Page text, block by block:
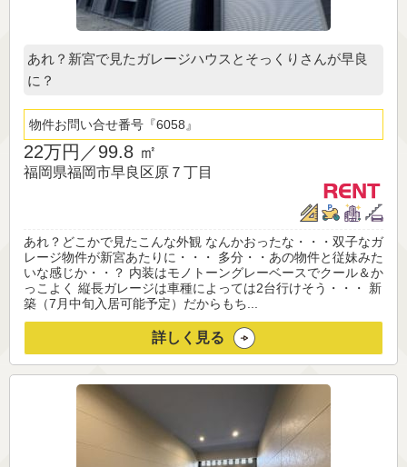
あれ？新宮で見たガレージハウスとそっくりさんが早良
に？
物件お問い合せ番号 6058
22万円／99.8 ㎡
福岡県福岡市早良区原７丁目
あれ？どこかで見たこんな外観 なんかおったな・・・双子なガ
レージ物件が新宮あたりに・・・ 多分・・あの物件と従妹みた
いな感じか・・？ 内装はモノトーングレーベースでクール＆か
っこよく 縦長ガレージは車種によっては2台行けそう・・・ 新
築（7月中旬入居可能予定）だからもち...
詳しく見る